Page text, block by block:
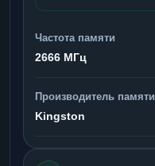
Частота памяти
2666 МГц
Производитель памяти
Kingston